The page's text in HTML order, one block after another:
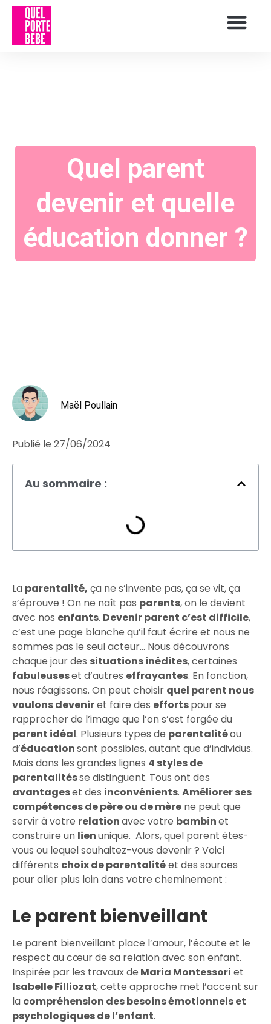
Quel parent
devenir et quelle
éducation donner ?
Maël Poullain
Publié le 27/06/2024
Au sommaire :
La parentalité, ça ne s’invente pas, ça se vit, ça
s’éprouve ! On ne naît pas parents, on le devient
avec nos enfants. Devenir parent c’est difficile,
c’est une page blanche qu’il faut écrire et nous ne
sommes pas le seul acteur… Nous découvrons
chaque jour des situations inédites, certaines
fabuleuseset d’autres effrayantes. En fonction,
nous réagissons. On peut choisir quel parent nous
voulons deveniret faire des effortspour se
rapprocher de l’image que l’on s’est forgée du
parent idéal. Plusieurs types de parentalitéou
d’éducationsont possibles, autant que d’individus.
Mais dans les grandes lignes 4 styles de
parentalitésse distinguent. Tous ont des
avantageset des inconvénients. Améliorer ses
compétences de père ou de mère ne peut que
servir à votre relationavec votre bambinet
construire un lienunique. Alors, quel parent êtes-
vous ou lequel souhaitez-vous devenir ? Voici
différents choix de parentalitéet des sources
pour aller plus loin dans votre cheminement :
Le parent bienveillant
Le parent bienveillant place l’amour, l’écoute et le
respect au cœur de sa relation avec son enfant.
Inspirée par les travaux de Maria Montessori et
Isabelle Filliozat, cette approche met l’accent sur
la compréhension des besoins émotionnels et
psychologiques de l’enfant.